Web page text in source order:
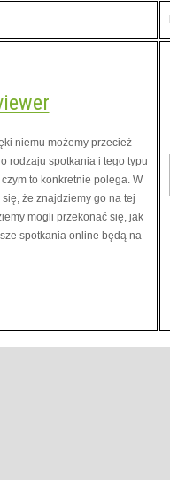
niemu możemy przecież
rodzaju spotkania i tego typu
to konkretnie polega. W
że znajdziemy go na tej
mogli przekonać się, jak
spotkania online będą na